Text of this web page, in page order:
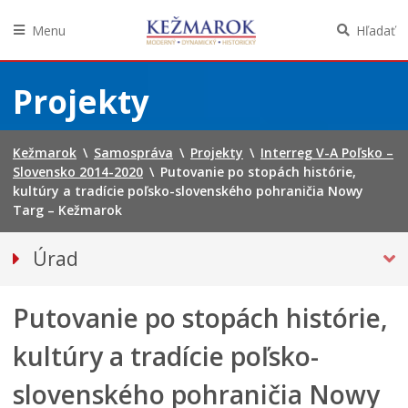
obsah
Menu Hľadať
Projekty
Kežmarok \ Samospráva \ Projekty \ Interreg V-A Poľsko –
Slovensko 2014-2020 \ Putovanie po stopách histórie,
kultúry a tradície poľsko-slovenského pohraničia Nowy
Targ – Kežmarok
Úrad
Prednosta
Sekcie úradu
Životné situácie
Putovanie po stopách histórie,
kultúry a tradície poľsko-
slovenského pohraničia Nowy